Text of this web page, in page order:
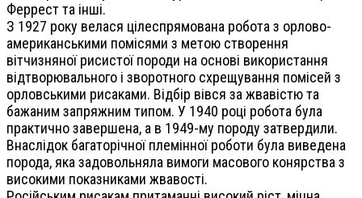
Феррест та інші.
З 1927 року велася цілеспрямована робота з орлово-
американськими помісями з метою створення
вітчизняної рисистої породи на основі використання
відтворювального і зворотного схрещування помісей з
орловськими рисаками. Відбір вівся за жвавістю та
бажаним запряжним типом. У 1940 році робота була
практично завершена, а в 1949-му породу затвердили.
Внаслідок багаторічної племінної роботи була виведена
порода, яка задовольняла вимоги масового конярства з
високими показниками жвавості.